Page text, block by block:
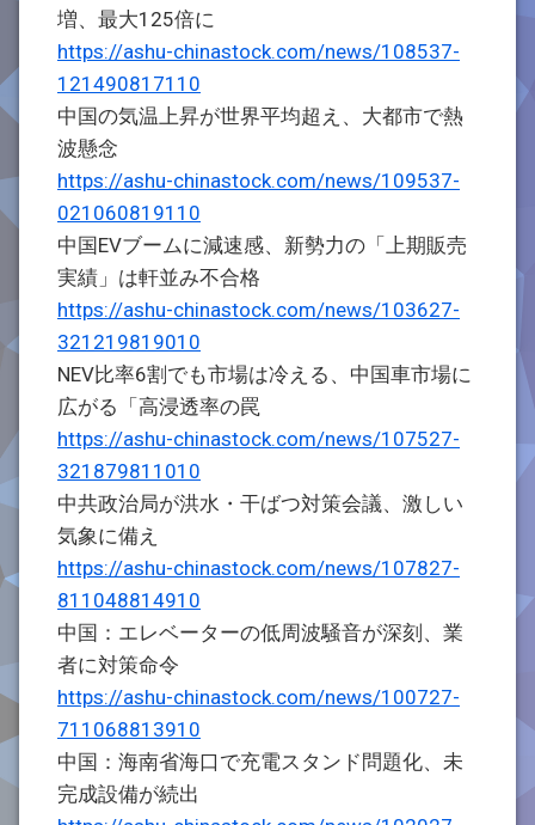
増、最大125倍に
https://ashu-chinastock.com/news/108537-
121490817110
中国の気温上昇が世界平均超え、大都市で熱
波懸念
https://ashu-chinastock.com/news/109537-
021060819110
中国EVブームに減速感、新勢力の「上期販売
実績」は軒並み不合格
https://ashu-chinastock.com/news/103627-
321219819010
NEV比率6割でも市場は冷える、中国車市場に
広がる「高浸透率の罠
https://ashu-chinastock.com/news/107527-
321879811010
中共政治局が洪水・干ばつ対策会議、激しい
気象に備え
https://ashu-chinastock.com/news/107827-
811048814910
中国：エレベーターの低周波騒音が深刻、業
者に対策命令
https://ashu-chinastock.com/news/100727-
711068813910
中国：海南省海口で充電スタンド問題化、未
完成設備が続出